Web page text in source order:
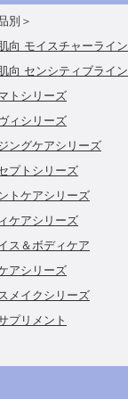
別＞
向 モイスチャーライン
向 センシティブライン
トシリーズ
ィシリーズ
ングケアシリーズ
プトシリーズ
トケアシリーズ
ケアシリーズ
ス＆ボディケア
アシリーズ
メイクシリーズ
プリメント